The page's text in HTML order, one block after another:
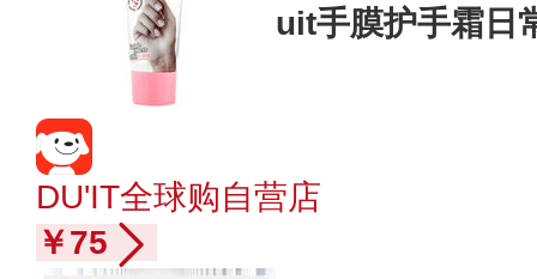
uit手膜护手霜日
DU'IT全球购自营店
￥75